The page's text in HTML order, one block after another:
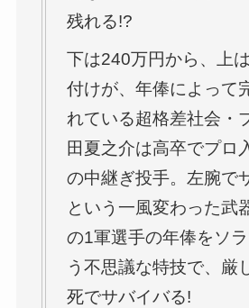
残れる!?
下は240万円から、上
付けが、年俸によって
れている超格差社会・
田夏之介は高卒でプロ
の中継ぎ投手。左腕で
という一風変わった武
の1軍選手の年俸をソ
う不思議な特技で、厳
死でサバイバる!